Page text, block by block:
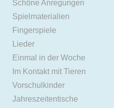
Schöne Anregungen
Spielmaterialien
Fingerspiele
Lieder
Einmal in der Woche
Im Kontakt mit Tieren
Vorschulkinder
Jahreszeitentische